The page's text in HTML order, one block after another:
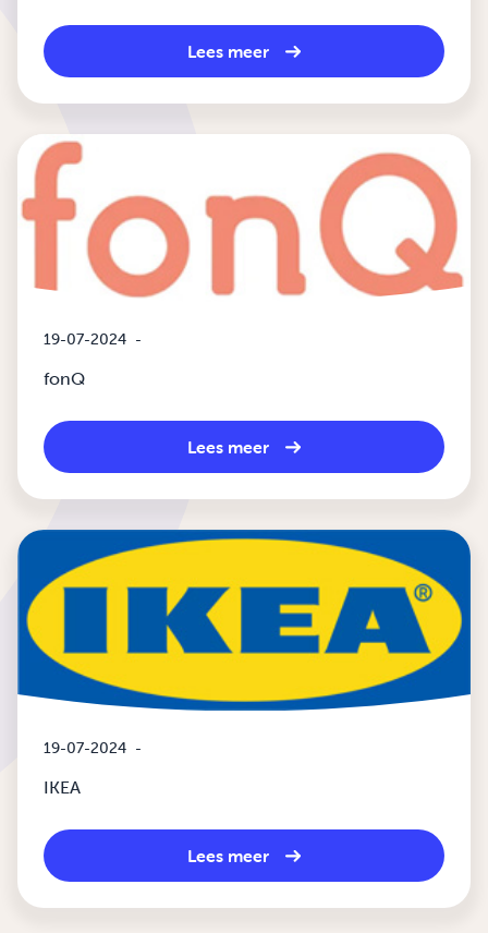
Lees meer
19-07-2024 -
fonQ
Lees meer
19-07-2024 -
IKEA
Lees meer